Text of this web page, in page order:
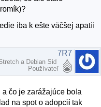
iba k ešte väčšej apatii
7R7
a Debian Sid
Používateľ
čo je zarážajúce bola
na spot o adopcií tak